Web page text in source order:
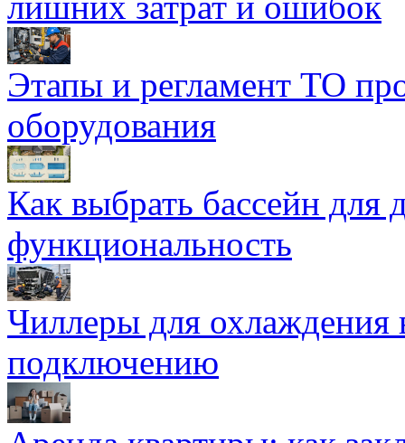
Этапы и регламент ТО
оборудования
Как выбрать бассейн для
функциональность
Чиллеры для охлаждения
подключению